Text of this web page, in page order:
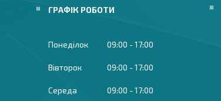
ГРАФІК РОБОТИ
Понеділок 09:00 17:00
Вівторок 09:00 17:00
Середа 09:00 17:00